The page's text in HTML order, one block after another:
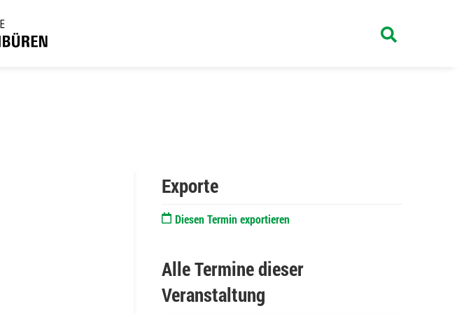
Exporte
Diesen Termin exportieren
Alle Termine dieser
Veranstaltung